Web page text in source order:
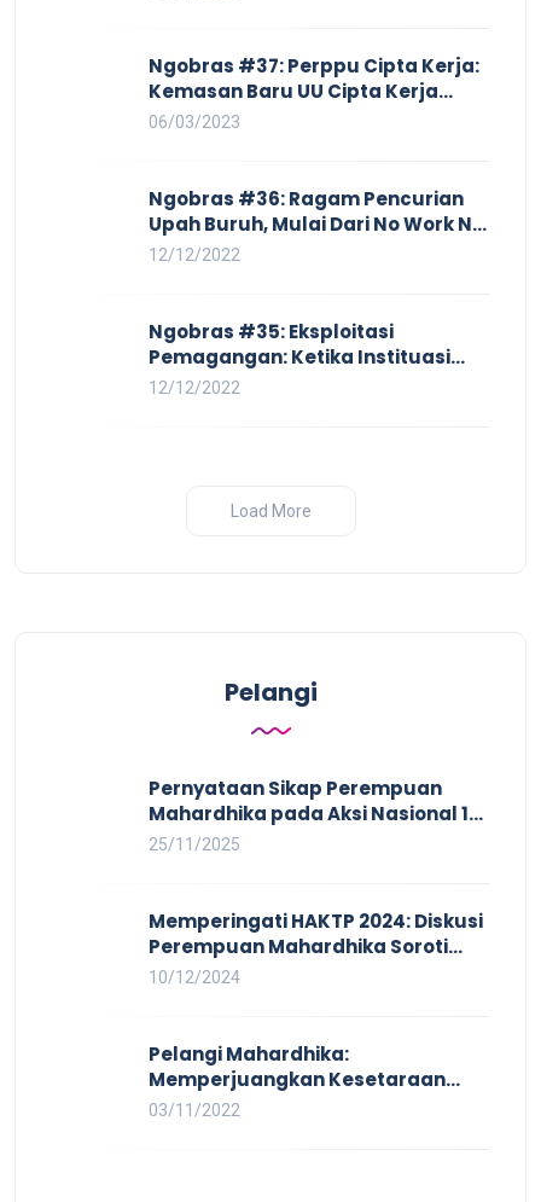
Ngobras #37: Perppu Cipta Kerja:
Kemasan Baru UU Cipta Kerja
yang Semakin Merugikan Buruh
06/03/2023
Ngobras #36: Ragam Pencurian
Upah Buruh, Mulai Dari No Work No
Pay Hingga Skorsing
12/12/2022
Ngobras #35: Eksploitasi
Pemagangan: Ketika Instituasi
Pendidikan Tunduk pada Hilir
12/12/2022
Load More
Pelangi
Pernyataan Sikap Perempuan
Mahardhika pada Aksi Nasional 16
HAKTP 2025 Kerja Layak dan Bebas
25/11/2025
Memperingati HAKTP 2024: Diskusi
Perempuan Mahardhika Soroti
Kerja Layak yang Inklusif bagi
10/12/2024
Pelangi Mahardhika:
Memperjuangkan Kesetaraan
untuk Pekerja LBTQ
03/11/2022